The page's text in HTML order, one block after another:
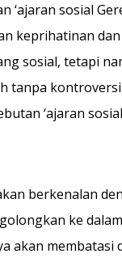
‘ajaran sosial
keprihatinan
sosial, tetapi
tanpa
‘ajaran
berkenalan
ke
akan membatasi